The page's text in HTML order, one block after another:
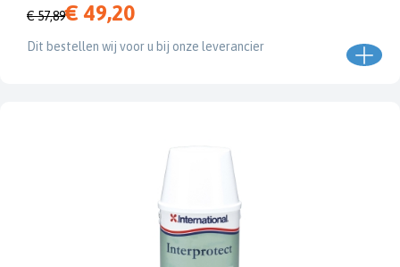
€ 57,89€ 49,20
Dit bestellen wij voor u bij onze leverancier